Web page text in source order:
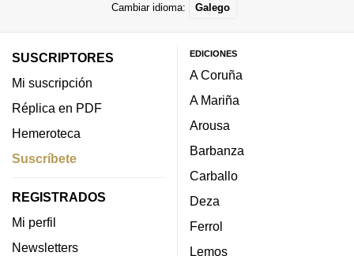
Cambiar idioma: Galego
SUSCRIPTORES
Mi suscripción
Réplica en PDF
Hemeroteca
Suscríbete
REGISTRADOS
Mi perfil
Newsletters
EDICIONES
A Coruña
A Mariña
Arousa
Barbanza
Carballo
Deza
Ferrol
Lemos